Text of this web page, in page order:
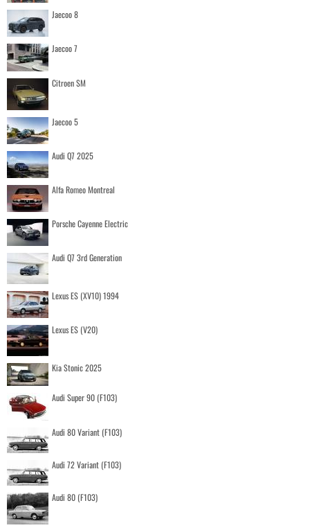
Jaecoo 8
Jaecoo 7
Citroen SM
Jaecoo 5
Audi Q7 2025
Alfa Romeo Montreal
Porsche Cayenne Electric
Audi Q7 3rd Generation
Lexus ES (XV10) 1994
Lexus ES (V20)
Kia Stonic 2025
Audi Super 90 (F103)
Audi 80 Variant (F103)
Audi 72 Variant (F103)
Audi 80 (F103)